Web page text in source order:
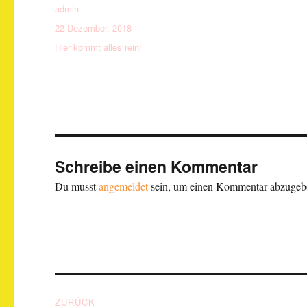
Autor
admin
Veröffentlicht
am
22 Dezember, 2018
Kategorien
Hier kommt alles rein!
Schreibe einen Kommentar
Du musstangemeldetsein, um einen Kommentar
ZURÜCK